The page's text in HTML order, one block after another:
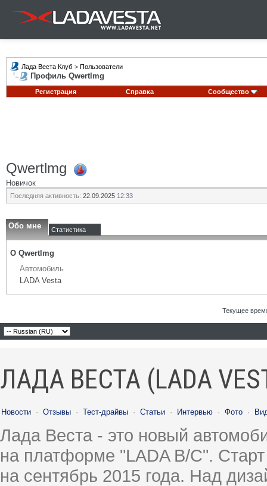
Лада Веста Клуб > Пользователи
Профиль Qwertlmg
Регистрация Справка Сообщество
Qwertlmg
Новичок
Последняя активность: 22.09.2025 12:33
Обо мне Статистика
О Qwertlmg
Автомобиль
LADA Vesta
Текущее
ЛАДА ВЕСТА (LADA
Новости · Отзывы · Тест-драйвы · Статьи · Интервью · Фото ·
Лада Веста - это новый
на платформе "LADA B/C".
на сентябрь 2015 года. Над